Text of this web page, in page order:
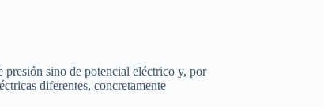
presión sino de potencial eléctrico y, por
diferentes, concretamente